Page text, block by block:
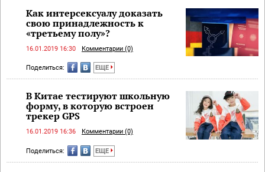
Как интерсексуалу доказать
свою принадлежность к
«третьему полу»?
16.01.2019 16:30 Комментарии (0)
Поделиться: ЕЩЕ
В Китае тестируют школьную
форму, в которую встроен
трекер GPS
16.01.2019 16:36 Комментарии (0)
Поделиться: ЕЩЕ